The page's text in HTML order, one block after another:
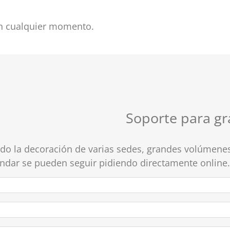
cualquier momento.
Soporte para
la decoración de varias sedes, grandes
se pueden seguir pidiendo directamente online.